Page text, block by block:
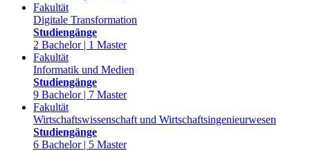
Fakultät
Digitale Transformation
Studiengänge
2 Bachelor | 1 Master
Fakultät
Informatik und Medien
Studiengänge
9 Bachelor | 7 Master
Fakultät
Wirtschaftswissenschaft und Wirtschaftsingenieurwesen
Studiengänge
6 Bachelor | 5 Master